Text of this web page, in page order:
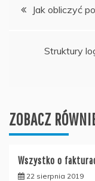
Nawigacja
Jak obliczyć
Struktury
ZOBACZ
Wszystko o
22 sierpnia 2019